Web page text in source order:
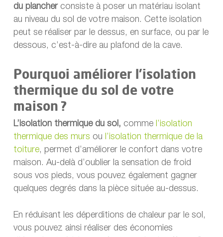
du plancherconsiste à poser un matériau isolant
au niveau du sol de votre maison. Cette isolation
peut se réaliser par le dessus, en surface, ou par le
dessous, c’est-à-dire au plafond de la cave.
Pourquoi améliorer l’isolation
thermique du sol de votre
maison ?
L’isolation thermique du sol, comme l’isolation
thermique des murs ou l’isolation thermique de la
toiture, permet d’améliorer le confort dans votre
maison. Au-delà d’oublier la sensation de froid
sous vos pieds, vous pouvez également gagner
quelques degrés dans la pièce située au-dessus.
En réduisant les déperditions de chaleur par le sol,
vous pouvez ainsi réaliser des économies